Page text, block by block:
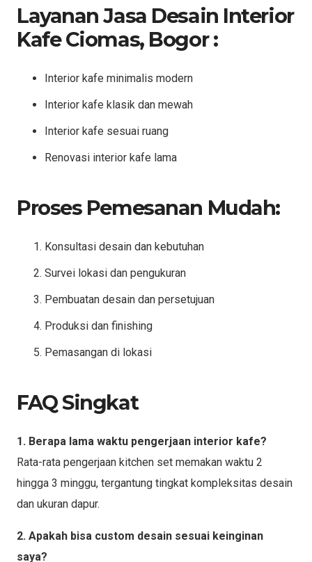
Layanan Jasa Desain Interior
Kafe Ciomas, Bogor :
Interior kafe minimalis modern
Interior kafe klasik dan mewah
Interior kafe sesuai ruang
Renovasi interior kafe lama
Proses Pemesanan Mudah:
Konsultasi desain dan kebutuhan
Survei lokasi dan pengukuran
Pembuatan desain dan persetujuan
Produksi dan finishing
Pemasangan di lokasi
FAQ Singkat
1. Berapa lama waktu pengerjaan interior kafe?
Rata-rata pengerjaan kitchen set memakan waktu 2
hingga 3 minggu, tergantung tingkat kompleksitas desain
dan ukuran dapur.
2. Apakah bisa custom desain sesuai keinginan
saya?